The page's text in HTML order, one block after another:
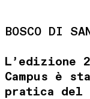
BOSCO DI
L’edizione
Campus è
pratica del